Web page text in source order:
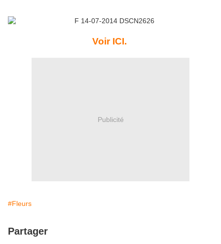
Voir ICI.
Publicité
#Fleurs
Partager